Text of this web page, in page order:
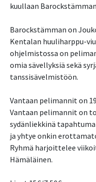
kuullaan
Barockstämman on
Kentalan huuliharppu-
ohjelmistossa on
omia sävellyksiä sekä
tanssisävelmistöön.
Vantaan pelimannit on
Vantaan pelimannit on
sydänliekkinä
ja yhtye onkin
Ryhmä harjoittelee
Hämäläinen.